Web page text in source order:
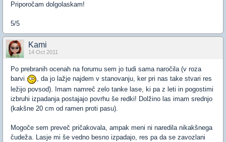
Priporočam dolgolaskam!
5/5
Kami
14 Oct 2011
Po prebranih ocenah na forumu sem jo tudi sama naročila (v roza
barvi
, da jo lažje najdem v stanovanju, ker pri nas take stvari res
ležijo povsod). Imam namreč zelo tanke lase, ki pa z leti in pogostimi
izbruhi izpadanja postajajo povrhu še redki! Dolžino las imam srednjo
(kakšne 20 cm od ramen proti pasu).
Mogoče sem preveč pričakovala, ampak meni ni naredila nikakšnega
čudeža. Lasje mi še vedno besno izpadajo, res pa da se zavozlani